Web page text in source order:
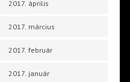
2017. április
2017. március
2017. február
2017. január